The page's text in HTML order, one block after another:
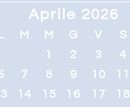
Aprile 2026
L M M G V S
1
2 3 4
7 8 9 10 11
14 15 16 17 18